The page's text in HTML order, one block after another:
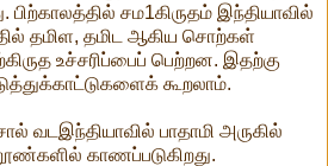
பிற்காலத்தில் சம1கிருதம் இந்தியாவில்
தமிள, தமிட ஆகிய சொற்கள்
உச்சரிப்பைப் பெற்றன. இதற்கு
கூறலாம்.
பாதாமி அருகில்
காணப்படுகிறது.